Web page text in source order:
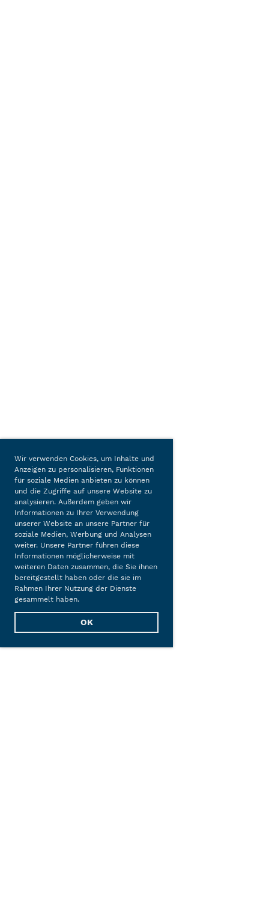
Wir verwenden Cookies, um Inhalte und
Anzeigen zu personalisieren, Funktionen
für soziale Medien anbieten zu können
und die Zugriffe auf unsere Website zu
analysieren. Außerdem geben wir
Informationen zu Ihrer Verwendung
unserer Website an unsere Partner für
soziale Medien, Werbung und Analysen
weiter. Unsere Partner führen diese
Informationen möglicherweise mit
weiteren Daten zusammen, die Sie ihnen
bereitgestellt haben oder die sie im
Rahmen Ihrer Nutzung der Dienste
gesammelt haben.
OK